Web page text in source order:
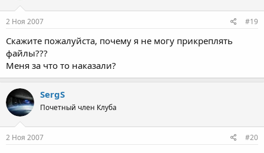
2 Ноя 2007 #19
Скажите пожалуйста, почему я не могу прикреплять
файлы???
Меня за что то наказали?
SergS
Почетный член Клуба
2 Ноя 2007 #20